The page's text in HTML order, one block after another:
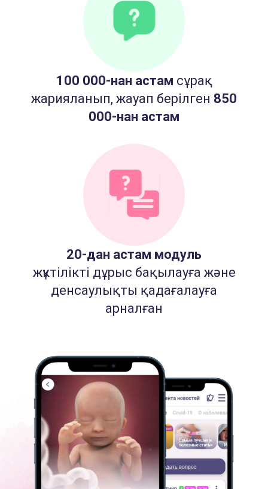
100 000-нан астам сұрақ
жарияланып, жауап берілген 850
000-нан астам
20-дан астам модуль
жүктілікті дұрыс бақылауға және
денсаулықты қадағалауға
арналған